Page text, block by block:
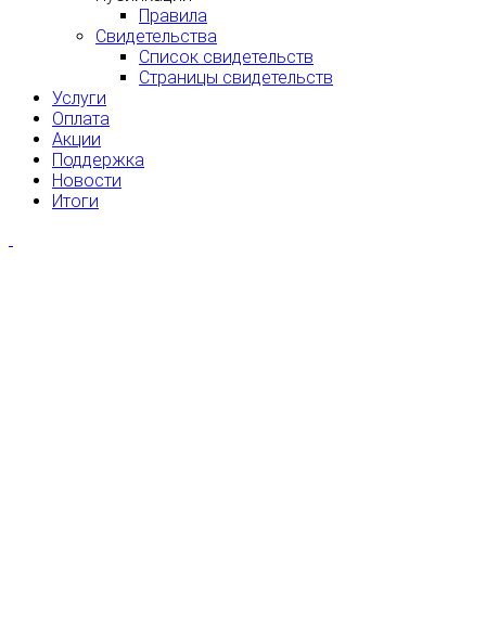
Правила
Свидетельства
Список свидетельств
Страницы свидетельств
Услуги
Оплата
Акции
Поддержка
Новости
Итоги